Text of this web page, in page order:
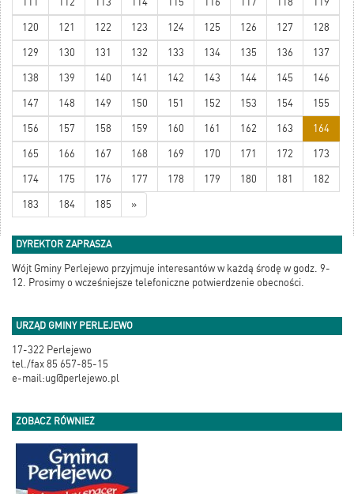
120 121 122 123 124 125 126 127 128
129 130 131 132 133 134 135 136 137
138 139 140 141 142 143 144 145 146
147 148 149 150 151 152 153 154 155
156 157 158 159 160 161 162 163 164
165 166 167 168 169 170 171 172 173
174 175 176 177 178 179 180 181 182
183 184 185 »
DYREKTOR ZAPRASZA
Wójt Gminy Perlejewo przyjmuje interesantów w każdą środę w godz. 9-
12. Prosimy o wcześniejsze telefoniczne potwierdzenie obecności.
URZĄD GMINY PERLEJEWO
17-322 Perlejewo
tel./fax 85 657-85-15
e-mail:ug@perlejewo.pl
ZOBACZ RÓWNIEŻ